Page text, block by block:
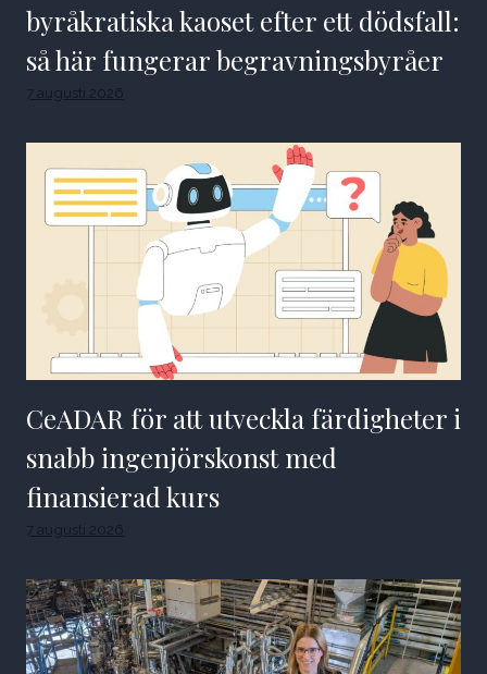
byråkratiska kaoset efter ett dödsfall:
så här fungerar begravningsbyråer
7 augusti 2026
CeADAR för att utveckla färdigheter i
snabb ingenjörskonst med
finansierad kurs
7 augusti 2026